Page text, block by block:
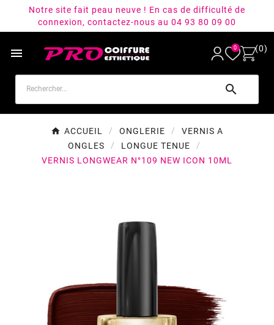
Notre site fait peau neuve ! En cas de difficulté de
connexion, contactez-nous au 04 93 80 09 00
 0 (0)

ACCUEIL ONGLERIE
VERNIS A
ONGLES
LONGUE TENUE
VERNIS LONGWEAR N°109 NEW ICON 10ML